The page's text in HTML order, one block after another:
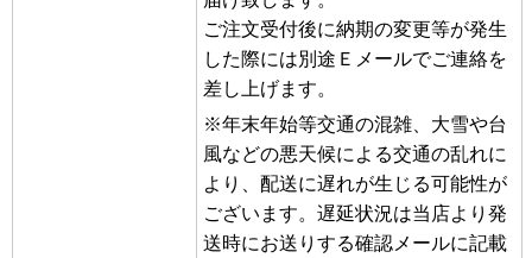
ご注文受付後に納期の変更等が発生
した際には別途Ｅメールでご連絡を
差し上げます。
※年末年始等交通の混雑、大雪や台
風などの悪天候による交通の乱れに
より、配送に遅れが生じる可能性が
ございます。遅延状況は当店より発
送時にお送りする確認メールに記載